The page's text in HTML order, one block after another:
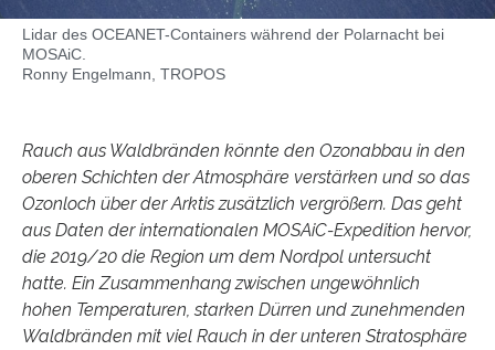
Lidar des OCEANET-Containers während der Polarnacht bei
MOSAiC.
Ronny Engelmann, TROPOS
Rauch aus Waldbränden könnte den Ozonabbau in den
oberen Schichten der Atmosphäre verstärken und so das
Ozonloch über der Arktis zusätzlich vergrößern. Das geht
aus Daten der internationalen MOSAiC-Expedition hervor,
die 2019/20 die Region um dem Nordpol untersucht
hatte. Ein Zusammenhang zwischen ungewöhnlich
hohen Temperaturen, starken Dürren und zunehmenden
Waldbränden mit viel Rauch in der unteren Stratosphäre